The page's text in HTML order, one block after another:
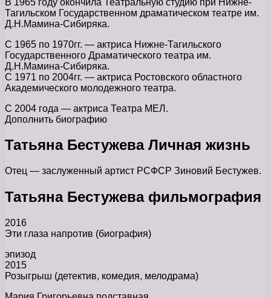
Тагильском Государственном драматическом театре им.
Д.Н.Мамина-Сибиряка.
С 1965 по 1970гг. — актриса Нижне-Тагильского
Государственного Драматического театра им.
Д.Н.Мамина-Сибиряка.
С 1971 по 2004гг. — актриса Ростовского областного
Академического молодежного театра.
С 2004 года — актриса Театра МЕЛ.
Дополнить биографию
Татьяна Бестужева Личная жизнь
Отец — заслуженный артист РСФСР Зиновий Бестужев.
Татьяна Бестужева фильмография
2016
Эти глаза напротив (биография)
эпизод
2015
Розыгрыш (детектив, комедия, мелодрама)